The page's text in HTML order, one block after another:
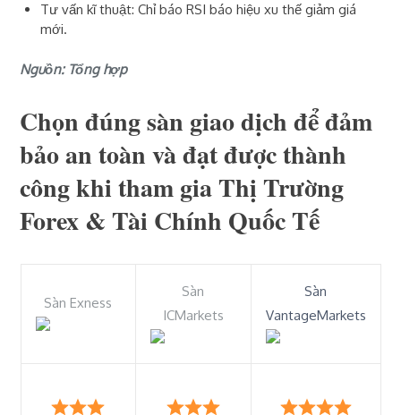
Tư vấn kĩ thuật: Chỉ báo RSI báo hiệu xu thế giảm giá
mới.
Nguồn: Tổng hợp
Chọn đúng sàn giao dịch để đảm
bảo an toàn và đạt được thành
công khi tham gia Thị Trường
Forex & Tài Chính Quốc Tế
Sàn Exness
Sàn
ICMarkets
Sàn
VantageMarkets